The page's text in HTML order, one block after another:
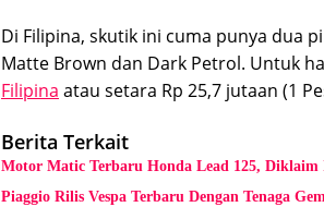
Di Filipina, skutik ini cuma punya dua
Matte Brown dan Dark Petrol. Untuk
Filipina atau setara Rp 25,7 jutaan (1
Berita Terkait
Motor Matic Terbaru Honda Lead 125,
Piaggio Rilis Vespa Terbaru Dengan Tenaga